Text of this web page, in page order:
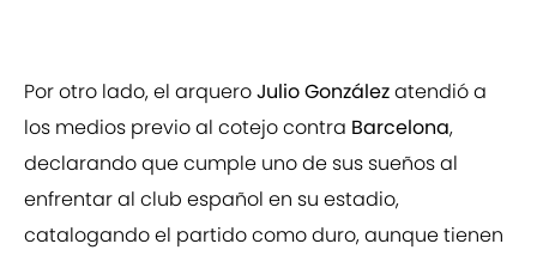
Por otro lado, el arqueroJulio Gonzálezatendió a
los medios previo al cotejo contra Barcelona,
declarando que cumple uno de sus sueños al
enfrentar al club español en su estadio,
catalogando el partido como duro, aunque tienen